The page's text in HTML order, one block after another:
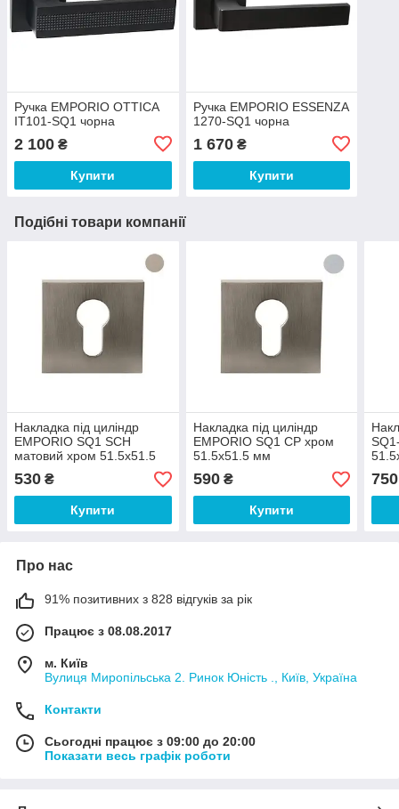
Ручка EMPORIO OTTICA
IT101-SQ1 чорна
2 100 ₴
Купити
Ручка EMPORIO ESSENZA
1270-SQ1 чорна
1 670₴
Купити
Подібні товари компанії
Накладка під циліндр
EMPORIO SQ1 SCH
матовий хром 51.5x51.5
мм
530 ₴
Купити
Накладка під циліндр
EMPORIO SQ1 CP хром
51.5x51.5 мм
590₴
Купити
750
Про нас
91% позитивних з 828 відгуків за рік
Працює з 08.08.2017
м. Київ
Вулиця Миропільська 2. Ринок Юність ., Київ, Україна
Контакти
Сьогодні працює з 09:00 до 20:00
Показати весь графік роботи